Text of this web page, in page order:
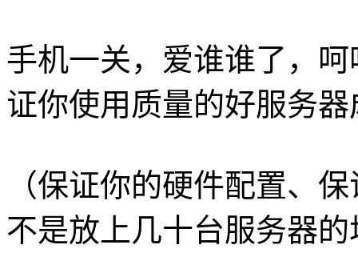
手机一关，爱谁谁了，
证你使用质量的好服务
（保证你的硬件配置、
不是放上几十台服务器